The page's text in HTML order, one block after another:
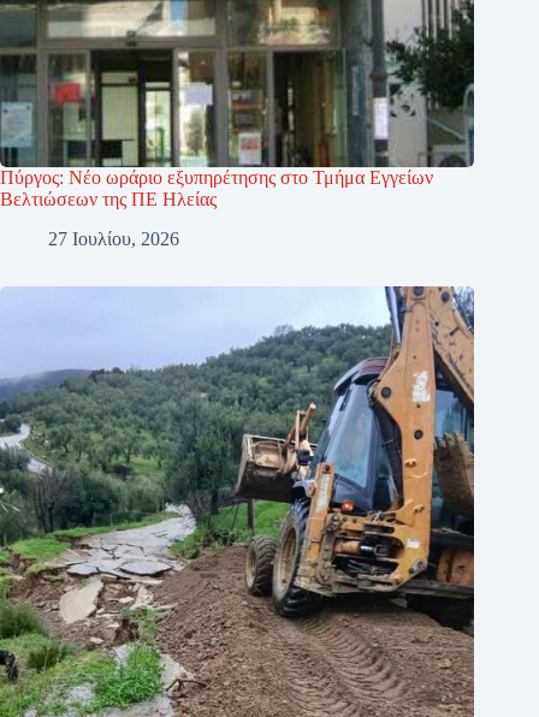
Πύργος: Νέο ωράριο εξυπηρέτησης στο Τμήμα Εγγείων
Βελτιώσεων της ΠΕ Ηλείας
27 Ιουλίου, 2026